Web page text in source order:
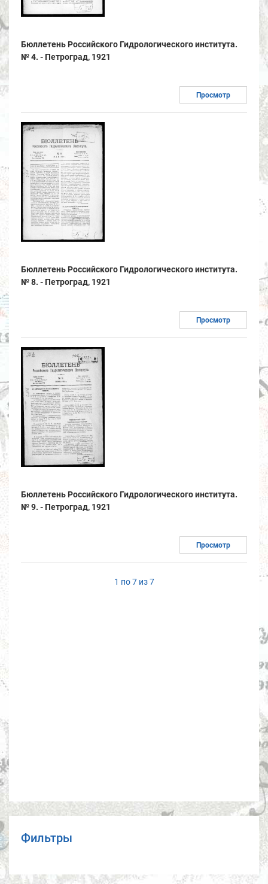
Бюллетень Российского Гидрологического института.
№ 4. - Петроград, 1921
Просмотр
Бюллетень Российского Гидрологического института.
№ 8. - Петроград, 1921
Просмотр
Бюллетень Российского Гидрологического института.
№ 9. - Петроград, 1921
Просмотр
1 по 7 из 7
Фильтры